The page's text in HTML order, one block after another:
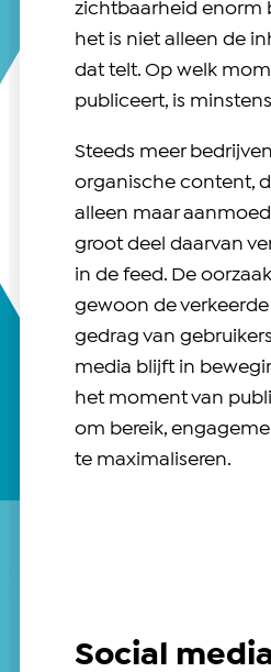
zichtbaarheid enorm
het is niet alleen de
dat telt. Op welk
publiceert, is
Steeds meer
organische content,
alleen maar
groot deel daarvan
in de feed. De
gewoon de
gedrag van
media blijft in
het moment van
om bereik,
te maximaliseren.
Social